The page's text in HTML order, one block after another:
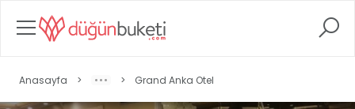
Anasayfa > > Grand Anka Otel